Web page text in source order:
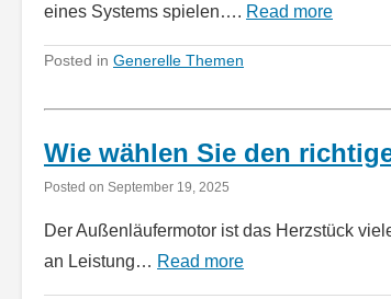
eines Systems spielen…. Read more
Posted in Generelle Themen
Wie wählen Sie den
Posted on September 19, 2025
Der Außenläufermotor ist das Herzstück
an Leistung… Read more